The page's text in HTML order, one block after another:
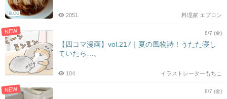
BLOG 料理家 エプロン
2051
NEW 8/7 (金)
【四コマ漫画】vol.217｜夏の風物詩！うたた寝し
ていたら…。
イラストレーターもちこ
104
NEW 8/7 (金)